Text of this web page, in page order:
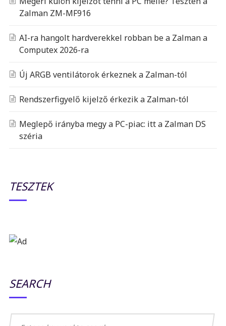
Zalman ZM-MF916
AI-ra hangolt hardverekkel robban be a Zalman a
Computex 2026-ra
Új ARGB ventilátorok érkeznek a Zalman-tól
Rendszerfigyelő kijelző érkezik a Zalman-tól
Meglepő irányba megy a PC-piac: itt a Zalman DS
széria
TESZTEK
SEARCH